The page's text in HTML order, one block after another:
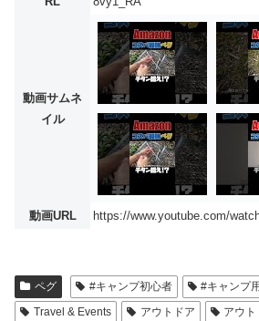
動画サムネ
イル
動画URL https://www.youtube.com/
ペグ #キャンプ初心者 #キャンプ
Travel & Events
アウトドア アウト